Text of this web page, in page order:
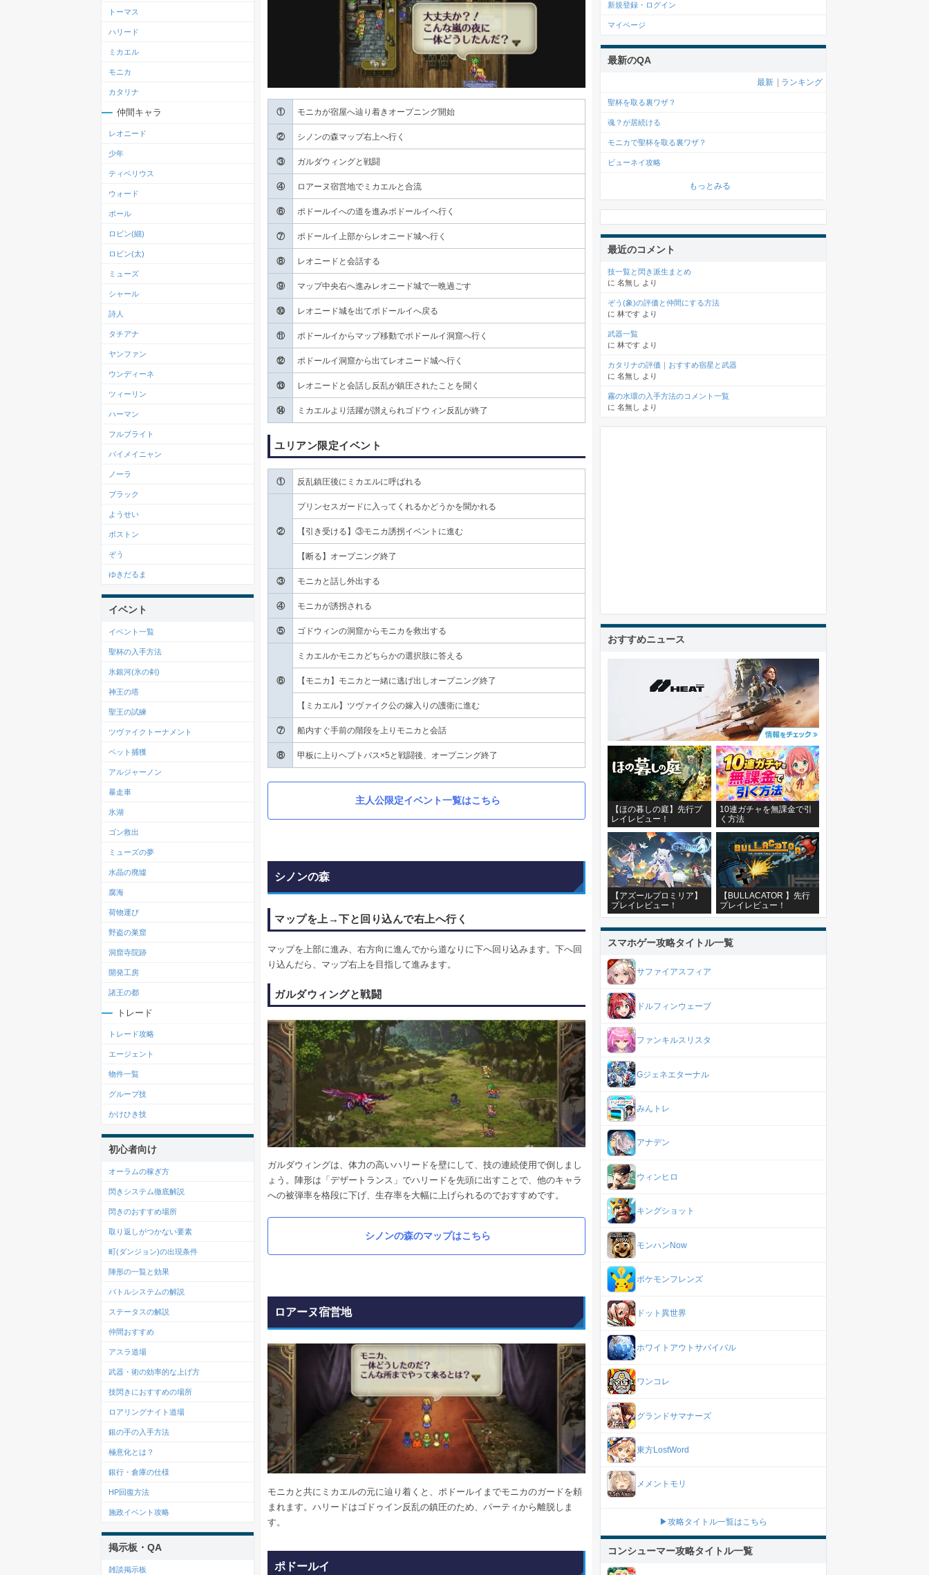
① モニカが宿屋へ辿り着きオープニング開始
② シノンの森マップ右上へ行く
③ ガルダウィングと戦闘
④ ロアーヌ宿営地でミカエルと合流
⑥ ポドールイへの道を進みポドールイへ行く
⑦ ポドールイ上部からレオニード城へ行く
⑧ レオニードと会話する
⑨ マップ中央右へ進みレオニード城で一晩過ごす
⑩ レオニード城を出てポドールイへ戻る
⑪ ポドールイからマップ移動でポドールイ洞窟へ行く
⑫ ポドールイ洞窟から出てレオニード城へ行く
⑬ レオニードと会話し反乱が鎮圧されたことを聞く
⑭ ミカエルより活躍が讃えられゴドウィン反乱が終了
ユリアン限定イベント
① 反乱鎮圧後にミカエルに呼ばれる
②
プリンセスガードに入ってくれるかどうかを聞かれる
【引き受ける】③モニカ誘拐イベントに進む
【断る】オープニング終了
③ モニカと話し外出する
④ モニカが誘拐される
⑤ ゴドウィンの洞窟からモニカを救出する
⑥
ミカエルかモニカどちらかの選択肢に答える
【モニカ】モニカと一緒に逃げ出しオープニング終了
【ミカエル】ツヴァイク公の嫁入りの護衛に進む
⑦ 船内すぐ手前の階段を上りモニカと会話
⑧ 甲板に上りヘプトパス×5と戦闘後、オープニング終了
主人公限定イベント一覧はこちら
シノンの森
マップを上→下と回り込んで右上へ行く
マップを上部に進み、右方向に進んでから道なりに下へ回り込みます。下へ回
り込んだら、マップ右上を目指して進みます。
ガルダウィングと戦闘
ガルダウィングは、体力の高いハリードを壁にして、技の連続使用で倒しまし
ょう。陣形は「デザートランス」でハリードを先頭に出すことで、他のキャラ
への被弾率を格段に下げ、生存率を大幅に上げられるのでおすすめです。
シノンの森のマップはこちら
ロアーヌ宿営地
モニカと共にミカエルの元に辿り着くと、ポドールイまでモニカのガードを頼
まれます。ハリードはゴドゥイン反乱の鎮圧のため、パーティから離脱しま
す。
ポドールイ
トーマス
ハリード
ミカエル
モニカ
カタリナ
仲間キャラ
レオニード
少年
ティベリウス
ウォード
ポール
ロビン(細)
ロビン(太)
ミューズ
シャール
詩人
タチアナ
ヤンファン
ウンディーネ
ツィーリン
ハーマン
フルブライト
バイメイニャン
ノーラ
ブラック
ようせい
ボストン
ぞう
ゆきだるま
イベント
イベント一覧
聖杯の入手方法
氷銀河(氷の剣)
神王の塔
聖王の試練
ツヴァイクトーナメント
ペット捕獲
アルジャーノン
暴走車
氷湖
ゴン救出
ミューズの夢
水晶の廃墟
腐海
荷物運び
野盗の巣窟
洞窟寺院跡
開発工房
諸王の都
トレード
トレード攻略
エージェント
物件一覧
グループ技
かけひき技
初心者向け
オーラムの稼ぎ方
閃きシステム徹底解説
閃きのおすすめ場所
取り返しがつかない要素
町(ダンジョン)の出現条件
陣形の一覧と効果
バトルシステムの解説
ステータスの解説
仲間おすすめ
アスラ道場
武器・術の効率的な上げ方
技閃きにおすすめの場所
ロアリングナイト道場
銀の手の入手方法
極意化とは？
銀行・倉庫の仕様
HP回復方法
施政イベント攻略
掲示板・QA
雑談掲示板
新規登録・ログイン
マイページ
最新のQA
最新 ランキング
聖杯を取る裏ワザ？
魂？が居続ける
モニカで聖杯を取る裏ワザ？
ビューネイ攻略
もっとみる
最近のコメント
技一覧と閃き派生まとめ
に 名無し より
ぞう(象)の評価と仲間にする方法
に 林です より
武器一覧
に 林です より
カタリナの評価｜おすすめ宿星と武器
に 名無し より
霧の水環の入手方法のコメント一覧
に 名無し より
おすすめニュース
【ほの暮しの庭】先行プ
レイレビュー！
10連ガチャを無課金で引
く方法
【アズールプロミリア】
プレイレビュー！
【BULLACATOR 】先行
プレイレビュー！
スマホゲー攻略タイトル一覧
サファイアスフィア
ドルフィンウェーブ
ファンキルスリスタ
Gジェネエターナル
みんトレ
アナデン
ウィンヒロ
キングショット
モンハンNow
ポケモンフレンズ
ドット異世界
ホワイトアウトサバイバル
ワンコレ
グランドサマナーズ
東方LostWord
メメントモリ
▶攻略タイトル一覧はこちら
コンシューマー攻略タイトル一覧